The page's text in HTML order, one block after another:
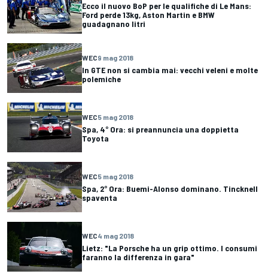
Ecco il nuovo BoP per le qualifiche di Le Mans:
Ford perde 13kg, Aston Martin e BMW
guadagnano litri
WEC9 mag 2018
In GTE non si cambia mai: vecchi veleni e molte
polemiche
WEC5 mag 2018
Spa, 4° Ora: si preannuncia una doppietta
Toyota
WEC5 mag 2018
Spa, 2° Ora: Buemi-Alonso dominano. Tincknell
spaventa
WEC4 mag 2018
Lietz: "La Porsche ha un grip ottimo. I consumi
faranno la differenza in gara"